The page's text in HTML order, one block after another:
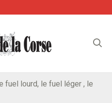
fuel lourd, le fuel léger , le